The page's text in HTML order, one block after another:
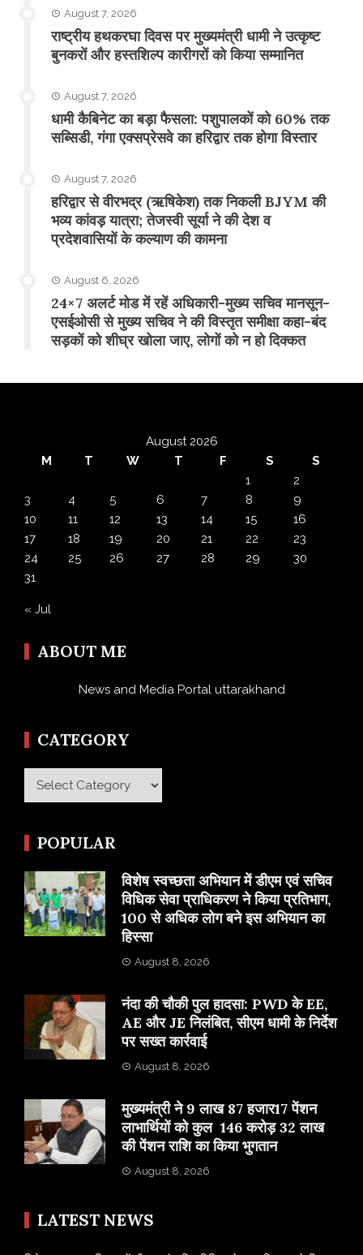
August 7, 2026
राष्ट्रीय हथकरघा दिवस पर मुख्यमंत्री धामी ने उत्कृष्ट
बुनकरों और हस्तशिल्प कारीगरों को किया सम्मानित
August 7, 2026
​धामी कैबिनेट का बड़ा फैसला: पशुपालकों को 60% तक
सब्सिडी, गंगा एक्सप्रेसवे का हरिद्वार तक होगा विस्तार
August 7, 2026
​हरिद्वार से वीरभद्र (ऋषिकेश) तक निकली BJYM की
भव्य कांवड़ यात्रा; तेजस्वी सूर्या ने की देश व
प्रदेशवासियों के कल्याण की कामना
August 6, 2026
24×7 अलर्ट मोड में रहें अधिकारी-मुख्य सचिव मानसून-
एसईओसी से मुख्य सचिव ने की विस्तृत समीक्षा कहा-बंद
सड़कों को शीघ्र खोला जाए, लोगों को न हो दिक्कत
August 2026
M
T W T F S
S
1
2
3
4 5 6 7 8
9
10
11 12 13 14 15
16
17
18 19 20 21 22
23
24
25 26 27 28 29
30
31
« Jul
ABOUT ME
News and Media Portal uttarakhand
CATEGORY
Category
POPULAR
विशेष स्वच्छता अभियान में डीएम एवं सचिव
विधिक सेवा प्राधिकरण ने किया प्रतिभाग,
100 से अधिक लोग बने इस अभियान का
हिस्सा
August 8, 2026
नंदा की चौकी पुल हादसा: PWD के EE,
AE और JE निलंबित, सीएम धामी के निर्देश
पर सख्त कार्रवाई
August 8, 2026
मुख्यमंत्री ने 9 लाख 87 हजार17 पेंशन
लाभार्थियों को कुल 146 करोड़ 32 लाख
की पेंशन राशि का किया भुगतान
August 8, 2026
LATEST NEWS